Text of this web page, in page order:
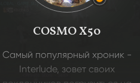
COSMO X50
Самый популярный хроник -
Interlude, зовет своих